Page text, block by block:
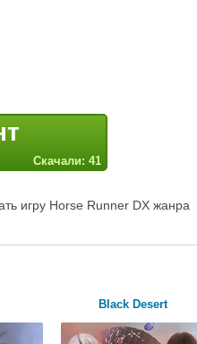
Скачали: 41
игру Horse Runner DX жанра
Black Desert